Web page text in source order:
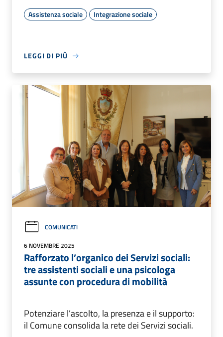
Assistenza sociale Integrazione sociale
LEGGI DI PIÙ
COMUNICATI
6 NOVEMBRE 2025
Rafforzato l’organico dei Servizi sociali:
tre assistenti sociali e una psicologa
assunte con procedura di mobilità
Potenziare l’ascolto, la presenza e il supporto:
il Comune consolida la rete dei Servizi sociali.